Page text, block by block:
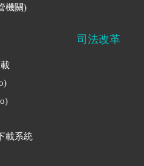
機關)
載系統
司法改革